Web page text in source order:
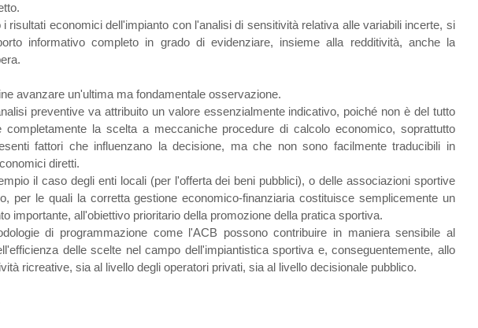
risultati economici dell'impianto con l'analisi di sensitività relativa alle variabili incerte, si
informativo completo in grado di evidenziare, insieme alla redditività, anche la
avanzare un'ultima ma fondamentale osservazione.
preventive va attribuito un valore essenzialmente indicativo, poiché non è del tutto
completamente la scelta a meccaniche procedure di calcolo economico, soprattutto
fattori che influenzano la decisione, ma che non sono facilmente traducibili in
diretti.
il caso degli enti locali (per l'offerta dei beni pubblici), o delle associazioni sportive
per le quali la corretta gestione economico-finanziaria costituisce semplicemente un
importante, all'obiettivo prioritario della promozione della pratica sportiva.
di programmazione come l'ACB possono contribuire in maniera sensibile al
delle scelte nel campo dell'impiantistica sportiva e, conseguentemente, allo
ricreative, sia al livello degli operatori privati, sia al livello decisionale pubblico.